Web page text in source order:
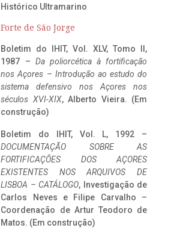
Histórico Ultramarino
Forte de São Jorge
Boletim do IHIT, Vol. XLV, Tomo II,
1987 – Da poliorcética à fortificação
nos Açores – Introdução ao estudo do
sistema defensivo nos Açores nos
séculos XVI-XIX, Alberto Vieira. (Em
construção)
Boletim do IHIT, Vol. L, 1992 –
DOCUMENTAÇÃO SOBRE AS
FORTIFICAÇÕES DOS AÇORES
EXISTENTES NOS ARQUIVOS DE
LISBOA – CATÁLOGO, Investigação de
Carlos Neves e Filipe Carvalho –
Coordenação de Artur Teodoro de
Matos. (Em construção)